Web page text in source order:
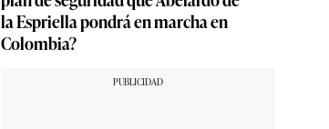
la Espriella pondrá en marcha en
Colombia?